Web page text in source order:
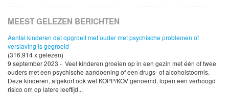
MEEST GELEZEN BERICHTEN
Aantal kinderen dat opgroeit met ouder met psychische problemen of
verslaving is gegroeid
(316,914 x gelezen)
9 september 2023 - Veel kinderen groeien op in een gezin met één of twee
ouders met een psychische aandoening of een drugs- of alcoholstoornis.
Deze kinderen, afgekort ook wel KOPP/KOV genoemd, lopen een verhoogd
risico om op latere leeftijd...